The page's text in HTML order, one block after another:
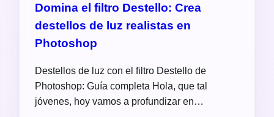
Domina el filtro Destello: Crea
destellos de luz realistas en
Photoshop
Destellos de luz con el filtro Destello de
Photoshop: Guía completa Hola, que tal
jóvenes, hoy vamos a profundizar en…